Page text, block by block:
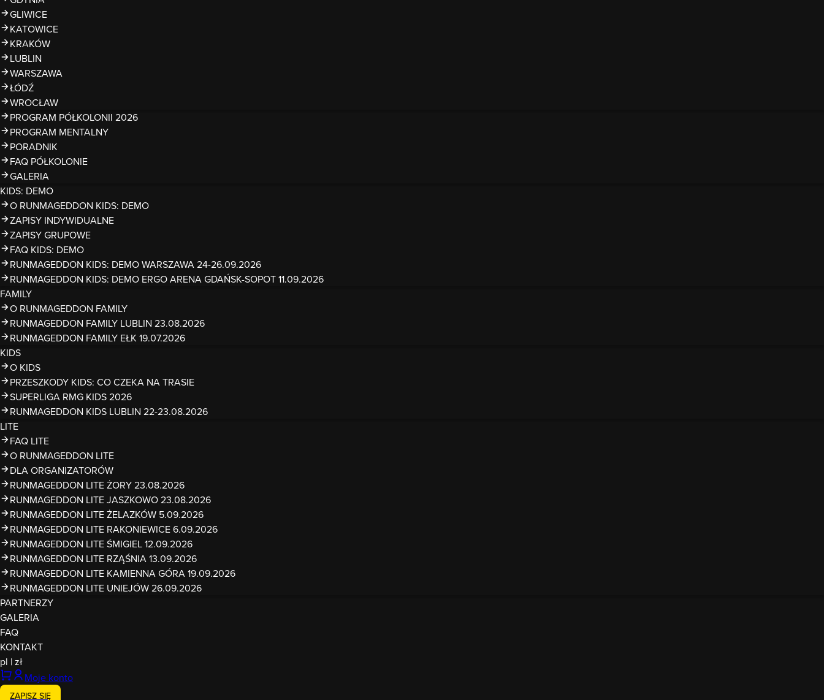
GLIWICE
KATOWICE
KRAKÓW
LUBLIN
WARSZAWA
ŁÓDŹ
WROCŁAW
PROGRAM PÓŁKOLONII 2026
PROGRAM MENTALNY
PORADNIK
FAQ PÓŁKOLONIE
GALERIA
KIDS: DEMO
O RUNMAGEDDON KIDS: DEMO
ZAPISY INDYWIDUALNE
ZAPISY GRUPOWE
FAQ KIDS: DEMO
RUNMAGEDDON KIDS: DEMO WARSZAWA 24-26.09.2026
RUNMAGEDDON KIDS: DEMO ERGO ARENA GDAŃSK-SOPOT 11.09.2026
FAMILY
O RUNMAGEDDON FAMILY
RUNMAGEDDON FAMILY LUBLIN 23.08.2026
RUNMAGEDDON FAMILY EŁK 19.07.2026
KIDS
O KIDS
PRZESZKODY KIDS: CO CZEKA NA TRASIE
SUPERLIGA RMG KIDS 2026
RUNMAGEDDON KIDS LUBLIN 22-23.08.2026
LITE
FAQ LITE
O RUNMAGEDDON LITE
DLA ORGANIZATORÓW
RUNMAGEDDON LITE ŻORY 23.08.2026
RUNMAGEDDON LITE JASZKOWO 23.08.2026
RUNMAGEDDON LITE ŻELAZKÓW 5.09.2026
RUNMAGEDDON LITE RAKONIEWICE 6.09.2026
RUNMAGEDDON LITE ŚMIGIEL 12.09.2026
RUNMAGEDDON LITE RZĄŚNIA 13.09.2026
RUNMAGEDDON LITE KAMIENNA GÓRA 19.09.2026
RUNMAGEDDON LITE UNIEJÓW 26.09.2026
PARTNERZY
GALERIA
FAQ
KONTAKT
pl |zł
Moje konto
ZAPISZ SIĘ